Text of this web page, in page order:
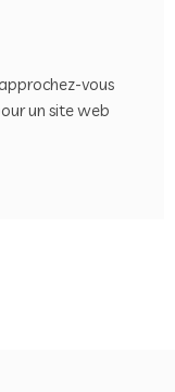
vous
un site web